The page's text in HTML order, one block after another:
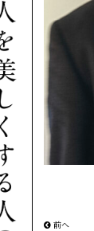
前へ